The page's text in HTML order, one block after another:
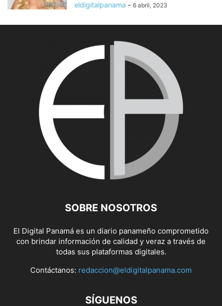
eldigitalpanama - 6 abril, 2023
SOBRE NOSOTROS
El Digital Panamá es un diario panameño comprometido
con brindar información de calidad y veraz a través de
todas sus plataformas digitales.
Contáctanos: redaccion@eldigitalpanama.com
SÍGUENOS